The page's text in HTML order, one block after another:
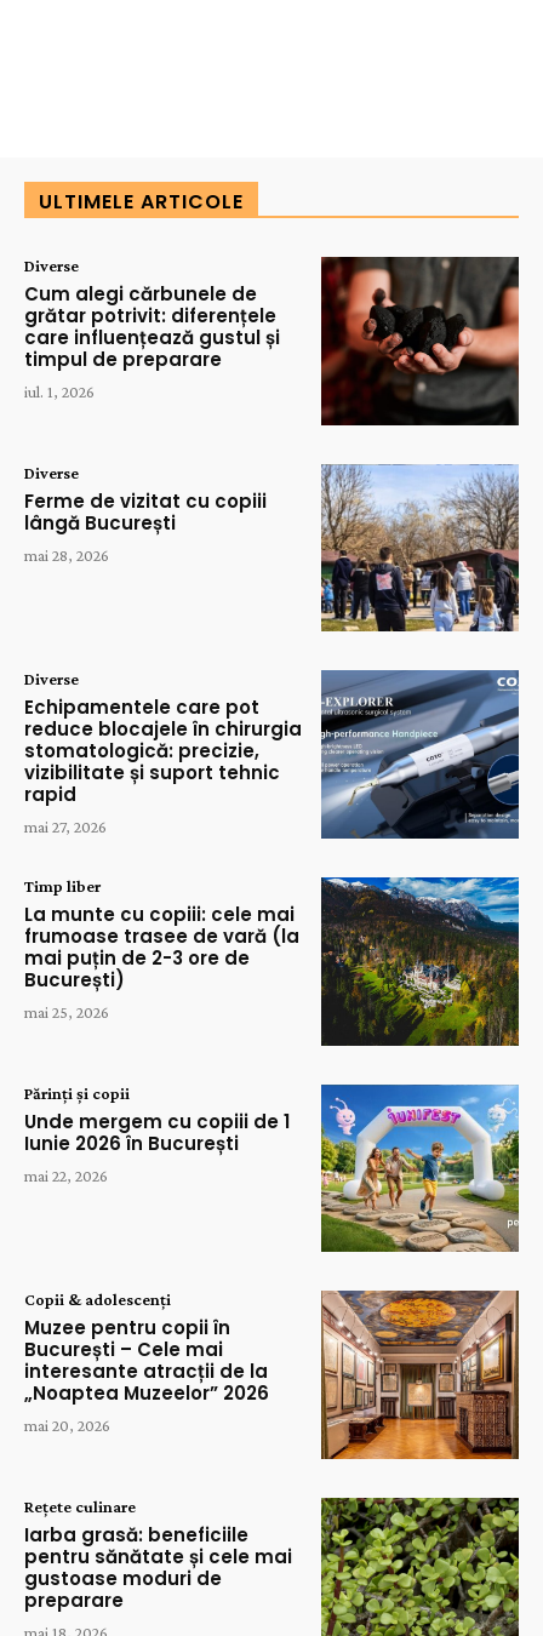
ULTIMELE ARTICOLE
Diverse
Cum alegi cărbunele de
grătar potrivit: diferențele
care influențează gustul și
timpul de preparare
iul. 1, 2026
Diverse
Ferme de vizitat cu copiii
lângă București
mai 28, 2026
Diverse
Echipamentele care pot
reduce blocajele în chirurgia
stomatologică: precizie,
vizibilitate și suport tehnic
rapid
mai 27, 2026
Timp liber
La munte cu copiii: cele mai
frumoase trasee de vară (la
mai puțin de 2-3 ore de
București)
mai 25, 2026
Părinți și copii
Unde mergem cu copiii de 1
Iunie 2026 în București
mai 22, 2026
Copii & adolescenți
Muzee pentru copii în
București – Cele mai
interesante atracții de la
„Noaptea Muzeelor” 2026
mai 20, 2026
Rețete culinare
Iarba grasă: beneficiile
pentru sănătate și cele mai
gustoase moduri de
preparare